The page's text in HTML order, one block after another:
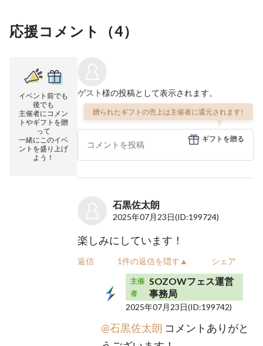
応援コメント（4）
イベント前でも
後でも
主催者にコメン
トやギフトを贈
って
一緒にこのイベ
ントを盛り上げ
よう！
ゲスト様の投稿として表示されます。
贈られたギフトの売上は主催者に還元されます!
ギフトを贈る
石黒佐太朗
2025年07月23日(ID:199724)
楽しみにしています！
返信 1件の返信を隠す▲ シェア
主催
者
SOZOWフェス運営
事務局
2025年07月23日(ID:199742)
@石黒佐太朗 コメントありがと